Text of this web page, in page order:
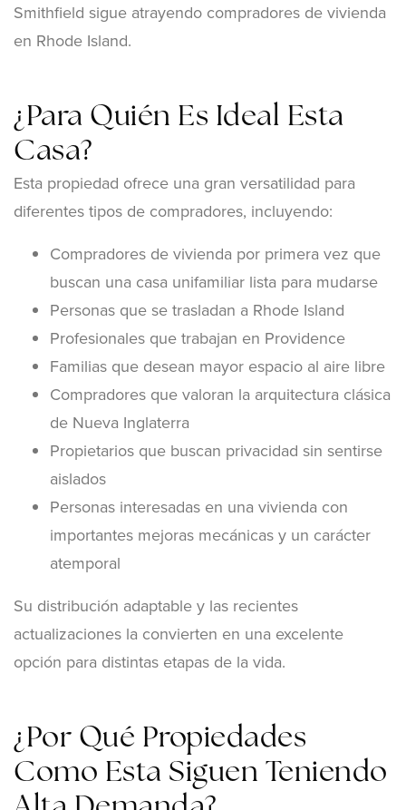
Smithfield sigue atrayendo compradores de vivienda
en Rhode Island.
¿Para Quién Es Ideal Esta
Casa?
Esta propiedad ofrece una gran versatilidad para
diferentes tipos de compradores, incluyendo:
Compradores de vivienda por primera vez que
buscan una casa unifamiliar lista para mudarse
Personas que se trasladan a Rhode Island
Profesionales que trabajan en Providence
Familias que desean mayor espacio al aire libre
Compradores que valoran la arquitectura clásica
de Nueva Inglaterra
Propietarios que buscan privacidad sin sentirse
aislados
Personas interesadas en una vivienda con
importantes mejoras mecánicas y un carácter
atemporal
Su distribución adaptable y las recientes
actualizaciones la convierten en una excelente
opción para distintas etapas de la vida.
¿Por Qué Propiedades
Como Esta Siguen Teniendo